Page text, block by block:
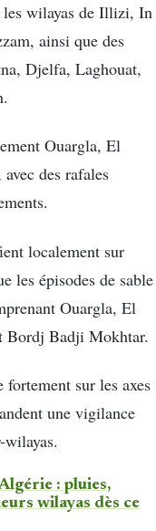
les wilayas de Illizi, In
ainsi que des
Djelfa, Laghouat,
Ouargla, El
des rafales
localement sur
les épisodes de sable
Ouargla, El
Bordj Badji Mokhtar.
sur les axes
une vigilance
: pluies,
wilayas dès ce